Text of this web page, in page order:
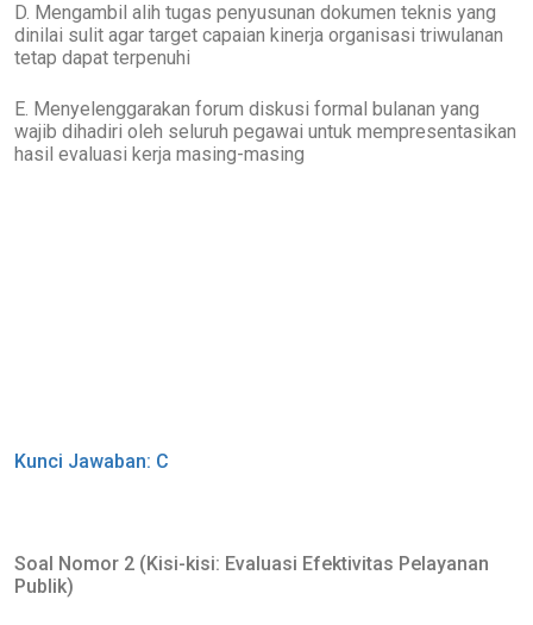
D. Mengambil alih tugas penyusunan dokumen teknis yang
dinilai sulit agar target capaian kinerja organisasi triwulanan
tetap dapat terpenuhi
E. Menyelenggarakan forum diskusi formal bulanan yang
wajib dihadiri oleh seluruh pegawai untuk mempresentasikan
hasil evaluasi kerja masing-masing
Kunci Jawaban: C
Soal Nomor 2 (Kisi-kisi: Evaluasi Efektivitas Pelayanan
Publik)